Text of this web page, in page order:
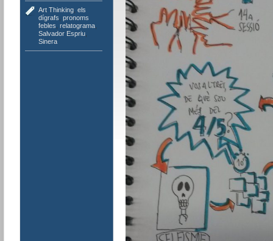
Art Thinking, els
dígrafs pronoms
febles relatograma,
Salvador Espriu,
Sinera